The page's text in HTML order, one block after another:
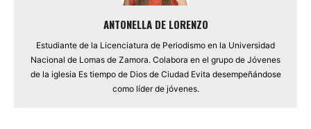
ANTONELLA DE LORENZO
Estudiante de la Licenciatura de Periodismo en la Universidad
Nacional de Lomas de Zamora. Colabora en el grupo de Jóvenes
de la iglesia Es tiempo de Dios de Ciudad Evita desempeñándose
como líder de jóvenes.